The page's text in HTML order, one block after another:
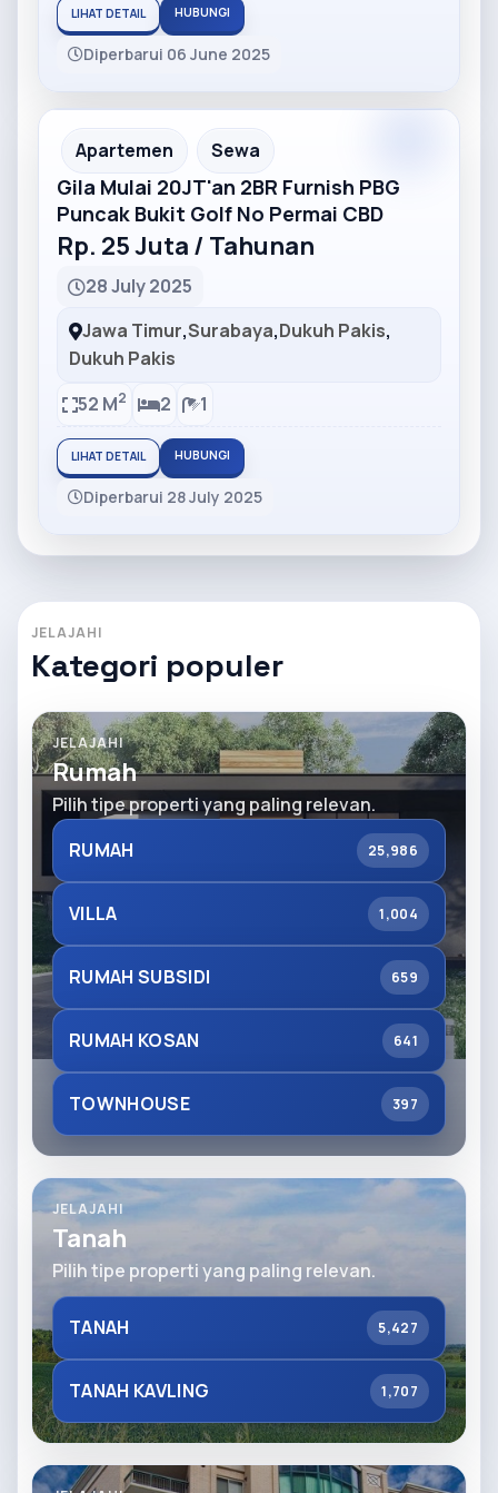
LIHAT DETAIL HUBUNGI
Diperbarui 06 June 2025
Partner Ad
Apartemen Sewa
Gila Mulai 20JT'an 2BR Furnish PBG
Puncak Bukit Golf No Permai CBD
Rp. 25 Juta / Tahunan
28 July 2025
Jawa Timur,Surabaya,Dukuh Pakis,
Dukuh Pakis
52 M2 2 1
LIHAT DETAIL HUBUNGI
Diperbarui 28 July 2025
JELAJAHI
Kategori populer
JELAJAHI
Rumah
Pilih tipe properti yang paling relevan.
RUMAH
25,986
VILLA 1,004
RUMAH SUBSIDI 659
RUMAH KOSAN 641
TOWNHOUSE 397
JELAJAHI
Tanah
Pilih tipe properti yang paling relevan.
TANAH 5,427
TANAH KAVLING 1,707